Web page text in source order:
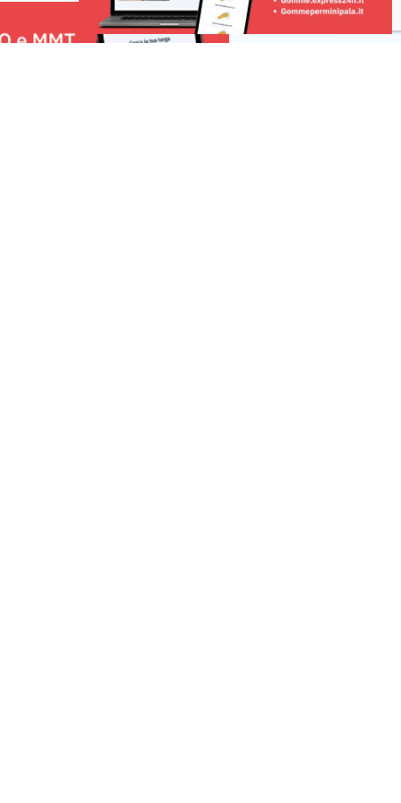
un campione
[…]
benzodiazepine […]